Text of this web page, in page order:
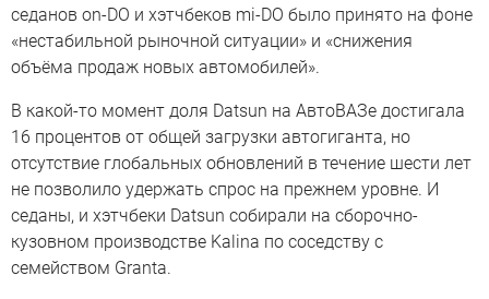
седанов on-DO и хэтчбеков mi-DO было принято на фоне
«нестабильной рыночной ситуации» и «снижения
объёма продаж новых автомобилей».
В какой-то момент доля Datsun на АвтоВАЗе достигала
16 процентов от общей загрузки автогиганта, но
отсутствие глобальных обновлений в течение шести лет
не позволило удержать спрос на прежнем уровне. И
седаны, и хэтчбеки Datsun собирали на сборочно-
кузовном производстве Kalina по соседству с
семейством Granta.